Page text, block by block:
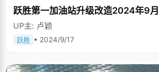
跃胜第一加油站升级改造2024年9月
UP主: 卢颖
跃胜 • 2024/9/17